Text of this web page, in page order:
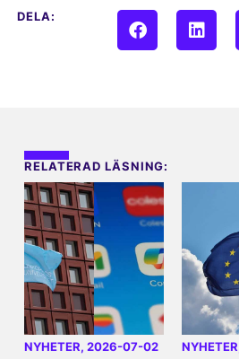
DELA:
RELATERAD LÄSNING:
NYHETER, 2026-07-02 NYHETER